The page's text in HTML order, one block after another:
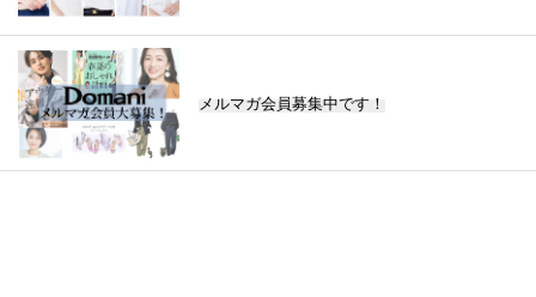
メルマガ会員募集中です！